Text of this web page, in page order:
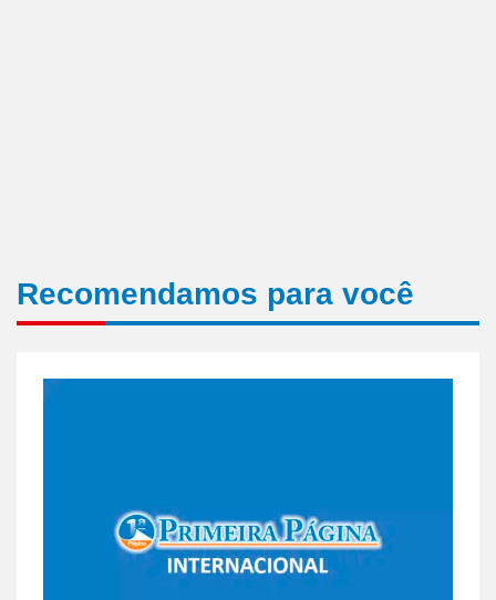
Recomendamos para você